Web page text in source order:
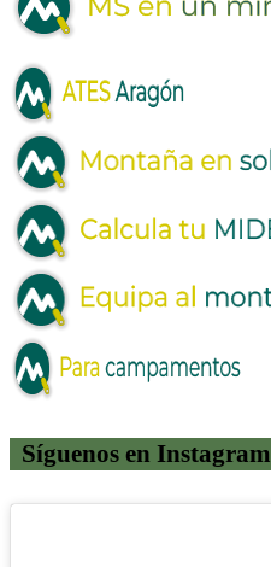
Síguenos en Instagram